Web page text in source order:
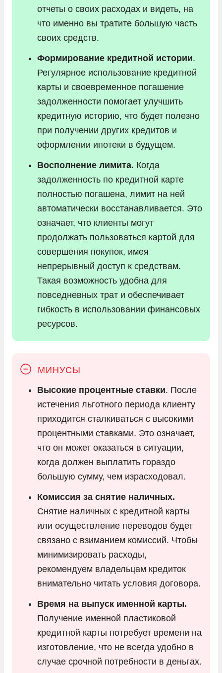
отчеты о своих расходах и видеть, на
что именно вы тратите большую часть
своих средств.
Формирование кредитной истории.
Регулярное использование кредитной
карты и своевременное погашение
задолженности помогает улучшить
кредитную историю, что будет полезно
при получении других кредитов и
оформлении ипотеки в будущем.
Восполнение лимита. Когда
задолженность по кредитной карте
полностью погашена, лимит на ней
автоматически восстанавливается. Это
означает, что клиенты могут
продолжать пользоваться картой для
совершения покупок, имея
непрерывный доступ к средствам.
Такая возможность удобна для
повседневных трат и обеспечивает
гибкость в использовании финансовых
ресурсов.
Высокие процентные ставки. После
истечения льготного периода клиенту
приходится сталкиваться с высокими
процентными ставками. Это означает,
что он может оказаться в ситуации,
когда должен выплатить гораздо
большую сумму, чем израсходовал.
Комиссия за снятие наличных.
Снятие наличных с кредитной карты
или осуществление переводов будет
связано с взиманием комиссий. Чтобы
минимизировать расходы,
рекомендуем владельцам кредиток
внимательно читать условия договора.
Время на выпуск именной карты.
Получение именной пластиковой
кредитной карты потребует времени на
изготовление, что не всегда удобно в
случае срочной потребности в деньгах.